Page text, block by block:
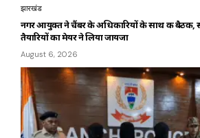
झारखंड
नगर आयुक्त ने चैंबर के अधिकारियों के साथ की बैठक,
तैयारियों का मेयर ने लिया जायजा
August 6, 2026